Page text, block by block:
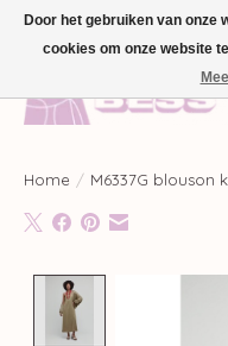
GRATIS VERZENDING VANAF €100,-
Home / M6337G blouson
Door het gebruiken van onze
cookies om onze website